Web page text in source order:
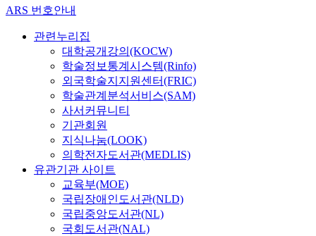
ARS 번호안내
관련누리집
대학공개강의(KOCW)
학술정보통계시스템(Rinfo)
외국학술지지원센터(FRIC)
학술관계분석서비스(SAM)
사서커뮤니티
기관회원
지식나눔(LOOK)
의학전자도서관(MEDLIS)
유관기관 사이트
교육부(MOE)
국립장애인도서관(NLD)
국립중앙도서관(NL)
국회도서관(NAL)